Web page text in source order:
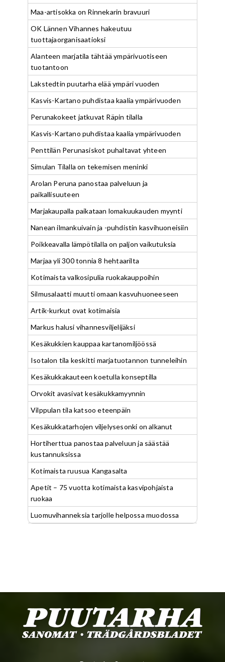
Maa-artisokka on Rinnekarin bravuuri
OK Lännen Vihannes hakeutuu
tuottajaorganisaatioksi
Alanteen marjatila tähtää ympärivuotiseen
tuotantoon
Lakstedtin puutarha elää ympäri vuoden
Kasvis-Kartano puhdistaa kaalia ympärivuoden
Perunakokeet jatkuvat Räpin tilalla
Kasvis-Kartano puhdistaa kaalia ympärivuoden
Penttilän Perunasiskot puhaltavat yhteen
Simulan Tilalla on tekemisen meninki
Arolan Peruna panostaa palveluun ja
paikallisuuteen
Marjakaupalla paikataan lomakuukauden myynti
Nanean ilmankuivain ja -puhdistin kasvihuoneisiin
Poikkeavalla lämpötilalla on paljon vaikutuksia
Marjaa yli 300 tonnia 8 hehtaarilta
Kotimaista valkosipulia ruokakauppoihin
Silmusalaatti muutti omaan kasvuhuoneeseen
Artik-kurkut ovat kotimaisia
Markus halusi vihannesviljelijäksi
Kesäkukkien kauppaa kartanomiljöössä
Isotalon tila keskitti marjatuotannon tunneleihin
Kesäkukkakauteen koetulla konseptilla
Orvokit avasivat kesäkukkamyynnin
Vilppulan tila katsoo eteenpäin
Kesäkukkatarhojen viljelysesonki on alkanut
Hortiherttua panostaa palveluun ja säästää
kustannuksissa
Kotimaista ruusua Kangasalta
Apetit – 75 vuotta kotimaista kasvipohjaista
ruokaa
Luomuvihanneksia tarjolle helpossa muodossa